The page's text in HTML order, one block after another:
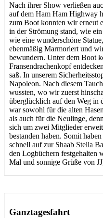
Nach ihrer Show verließen
auf dem Ham Ham Highway
zum Boot konnten wir erneut
in der Strömung stand, wie
wie eine wunderschöne
ebenmäßig Marmoriert und
bewundern. Unter dem Boot
Fransendrachenkopf
saß. In unserem
Napoleon. Nach diesem
wussten, wo wir zuerst
überglücklich auf den Weg in
war sowohl für die alten
als auch für die Neulinge,
sich um zwei Mitglieder
bestanden haben. Somit
schnell auf zur Shaab Stella
den Logbüchern festgehalten
Mal und sonnige Grüße von
Ganztagesfahrt